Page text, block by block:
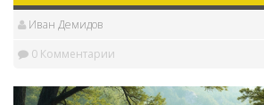
Иван Демидов
0 Комментарии